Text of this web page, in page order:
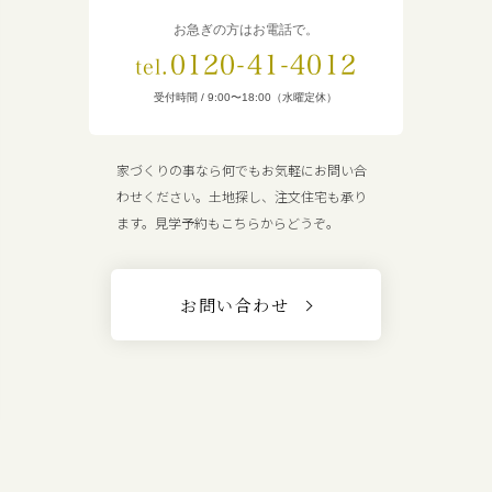
お急ぎの方はお電話で。
tel. 0120-41-4012
受付時間 / 9:00〜18:00（水曜定休）
家づくりの事なら何でもお気軽にお問い合
わせください。土地探し、注文住宅も承り
ます。見学予約もこちらからどうぞ。
お問い合わせ